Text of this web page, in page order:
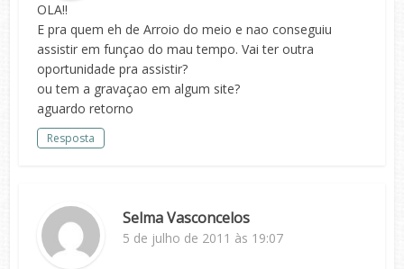
OLA!!
E pra quem eh de Arroio do meio e nao conseguiu
assistir em funçao do mau tempo. Vai ter outra
oportunidade pra assistir?
ou tem a gravaçao em algum site?
aguardo retorno
Resposta
Selma Vasconcelos
5 de julho de 2011 às 19:07